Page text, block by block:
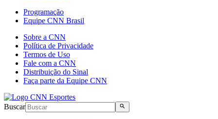
Programação
Equipe CNN Brasil
Sobre a CNN
Política de Privacidade
Termos de Uso
Fale com a CNN
Distribuição do Sinal
Faça parte da Equipe CNN
Buscar